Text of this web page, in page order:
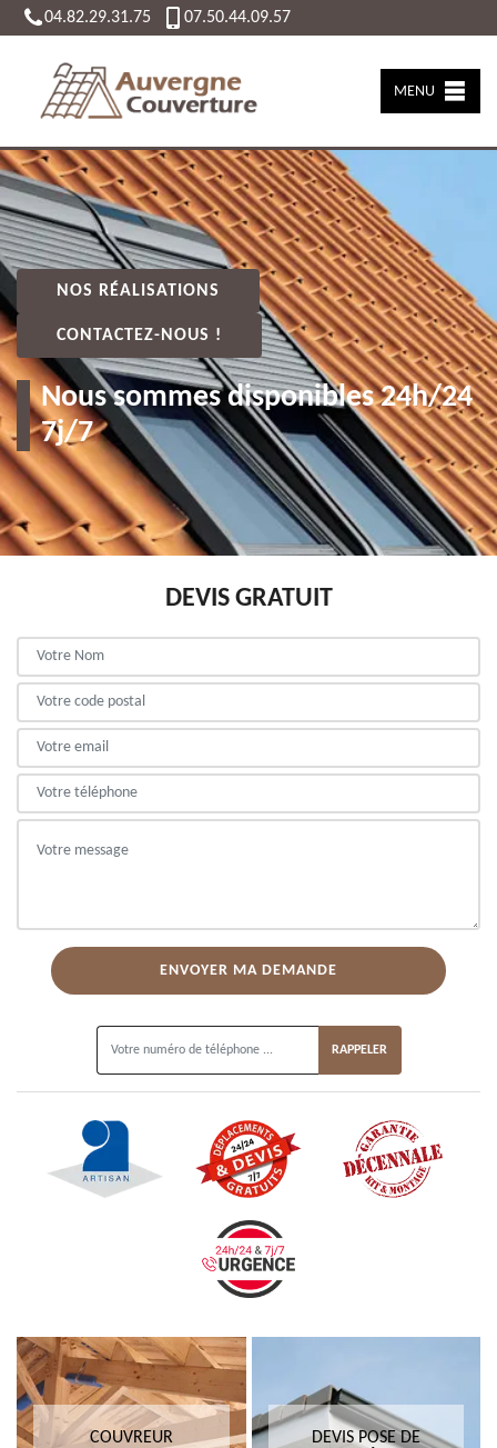
04.82.29.31.75 07.50.44.09.57
MENU
NOS RÉALISATIONS
CONTACTEZ-NOUS !
Nous sommes disponibles 24h/24
7j/7
DEVIS GRATUIT
COUVREUR
DEVIS POSE DE